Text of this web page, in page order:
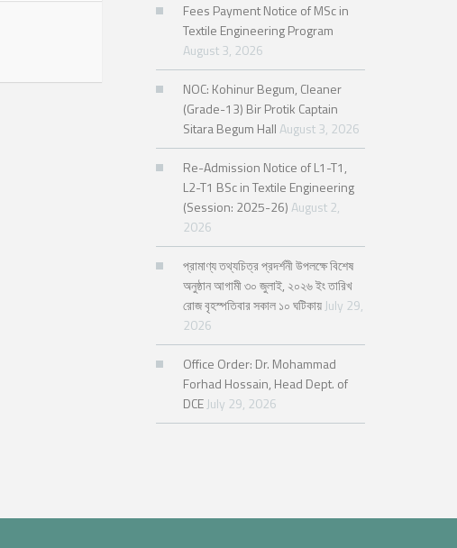
Fees Payment Notice of MSc in
Textile Engineering Program
August 3, 2026
NOC: Kohinur Begum, Cleaner
(Grade-13) Bir Protik Captain
Sitara Begum HallAugust 3, 2026
Re-Admission Notice of L1-T1,
L2-T1 BSc in Textile Engineering
(Session: 2025-26)August 2,
2026
প্রামাণ্য তথ্যচিত্র প্রদর্শনী উপলক্ষে বিশেষ
অনুষ্ঠান আগামী ৩০ জুলাই, ২০২৬ ইং তারিখ
রোজ বৃহস্পতিবার সকাল ১০ ঘটিকায় July 29,
2026
Office Order: Dr. Mohammad
Forhad Hossain, Head Dept. of
DCE July 29, 2026